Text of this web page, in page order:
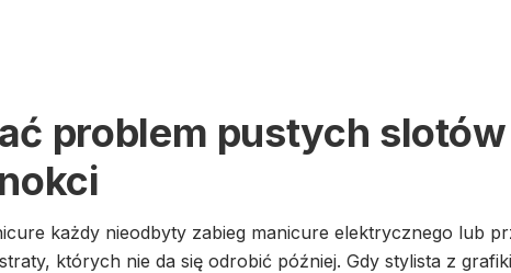
problem pustych slotów
każdy nieodbyty zabieg manicure elektrycznego lub
których nie da się odrobić później. Gdy stylista z